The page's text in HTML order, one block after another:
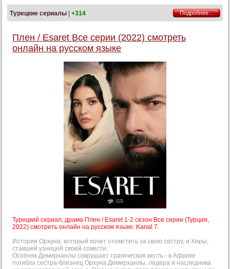
Турецкие сериалы +314 Подробнее...
Плен / Esaret Все серии (2022) смотреть
онлайн на русском языке
Турецкий сериал, драма Плен / Esaret 1-2 сезон Все серии (Турция,
2022) смотреть онлайн на русском языке. Kanal 7.
История Орхуна, который хочет отомстить за свою сестру, и Хиры,
ставшей узницей своей совести.
Особняк Демирханлы сокрушает трагическая весть - в Африке
погибла сестра-близнец Орхуна Демирханлы, лидера и наследника